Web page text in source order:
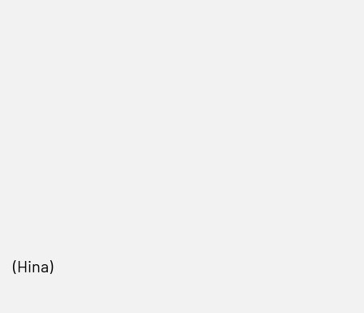
(Hina)